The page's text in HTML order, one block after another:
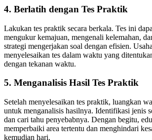
4. Berlatih dengan Tes Praktik
Lakukan tes praktik secara berkala. Tes ini
mengukur kemajuan, mengenali kelemahan,
strategi mengerjakan soal dengan efisien.
menyelesaikan tes dalam waktu yang
dengan tekanan waktu.
5. Menganalisis Hasil Tes Praktik
Setelah menyelesaikan tes praktik, luangkan
untuk menganalisis hasilnya. Identifikasi jenis
dan cari tahu penyebabnya. Dengan begitu,
memperbaiki area tertentu dan menghindari
kemudian hari.